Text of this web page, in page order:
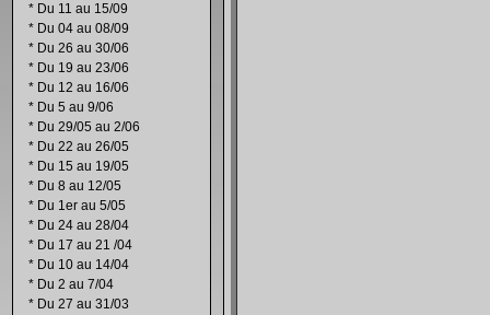
* Du 11 au 15/09
* Du 04 au 08/09
* Du 26 au 30/06
* Du 19 au 23/06
* Du 12 au 16/06
* Du 5 au 9/06
* Du 29/05 au 2/06
* Du 22 au 26/05
* Du 15 au 19/05
* Du 8 au 12/05
* Du 1er au 5/05
* Du 24 au 28/04
* Du 17 au 21 /04
* Du 10 au 14/04
* Du 2 au 7/04
* Du 27 au 31/03